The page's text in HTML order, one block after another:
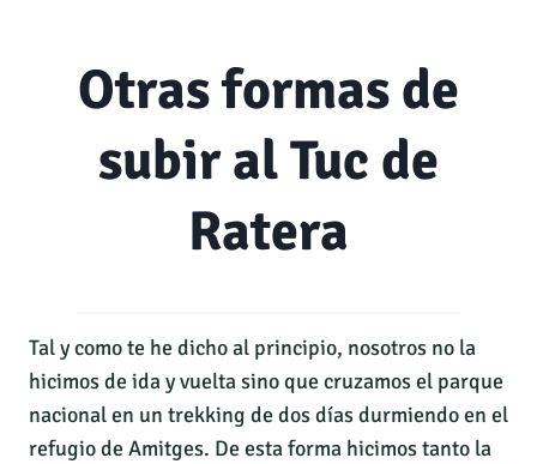
Otras formas de
subir al Tuc de
Ratera
Tal y como te he dicho al principio, nosotros no la
hicimos de ida y vuelta sino que cruzamos el parque
nacional en un trekking de dos días durmiendo en el
refugio de Amitges. De esta forma hicimos tanto la